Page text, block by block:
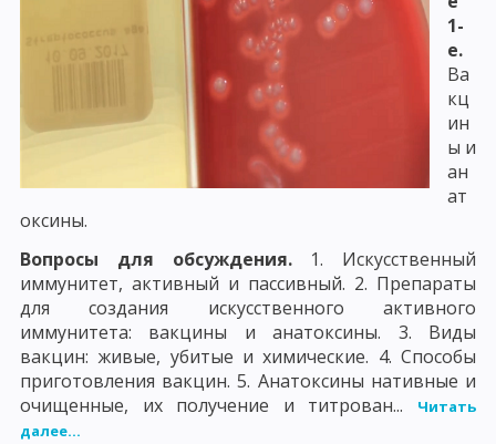
1-
е.
Ва
кц
ин
ы и
ан
ат
оксины.
Вопросы для обсуждения. 1. Искусственный
иммунитет, активный и пассивный. 2. Препараты
для создания искусственного активного
иммунитета: вакцины и анатоксины. 3. Виды
вакцин: живые, убитые и химические. 4. Способы
приготовления вакцин. 5. Анатоксины нативные и
очищенные, их получение и титрован...
Читать
далее...